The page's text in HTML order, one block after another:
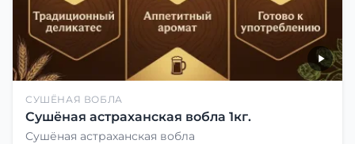
СУШЁНАЯ ВОБЛА
Сушёная астраханская вобла 1кг.
Сушёная астраханская вобла